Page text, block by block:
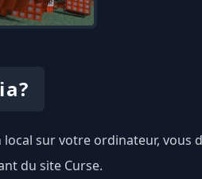
sur votre ordinateur, vous
du site Curse.